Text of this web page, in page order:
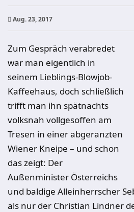
Aug. 23, 2017
Zum Gespräch verabredet
war man eigentlich in
seinem Lieblings-Blowjob-
Kaffeehaus, doch schließlich
trifft man ihn spätnachts
volksnah vollgesoffen am
Tresen in einer abgeranzten
Wiener Kneipe – und schon
das zeigt: Der
Außenminister Österreichs
und baldige Alleinherrscher
als nur der Christian Lindner